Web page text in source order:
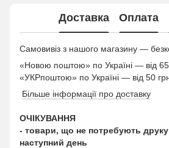
Доставка Оплата
Самовивіз з нашого магазину —
«Новою поштою» по Україні — від 65
«УКРпоштою» по Україні — від 50
Більше інформації про доставку
ОЧІКУВАННЯ
- товари, що не потребують
наступний день